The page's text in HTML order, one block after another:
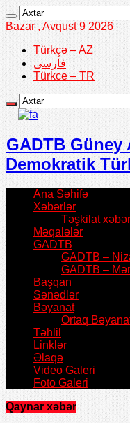
Bazar , Avqust 9 2026
Türkçə – AZ
فارسی
Türkce – TR
GADTB Güney
Demokratik
Ana Səhifə
Xəbərlər
Təşkilat
Məqalələr
GADTB
GADTB –
GADTB –
Başqan
Sənədlər
Bəyanat
Ortaq
Təhlil
Linklər
Əlaqə
Video Galeri
Foto Galeri
Qaynar xəbər